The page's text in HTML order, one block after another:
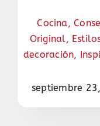
Cocina ,
Original,
decoración,
septiembre